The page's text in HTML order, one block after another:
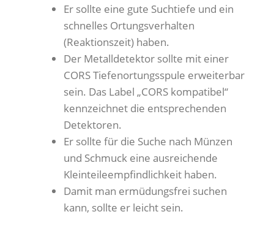
Er sollte eine gute Suchtiefe und ein
schnelles Ortungsverhalten
(Reaktionszeit) haben.
Der Metalldetektor sollte mit einer
CORS Tiefenortungsspule erweiterbar
sein. Das Label „CORS kompatibel“
kennzeichnet die entsprechenden
Detektoren.
Er sollte für die Suche nach Münzen
und Schmuck eine ausreichende
Kleinteileempfindlichkeit haben.
Damit man ermüdungsfrei suchen
kann, sollte er leicht sein.